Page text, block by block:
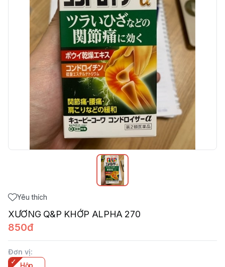
Yêu thích
XƯƠNG Q&P KHỚP ALPHA 270
850đ
Đơn vị:
Hộp